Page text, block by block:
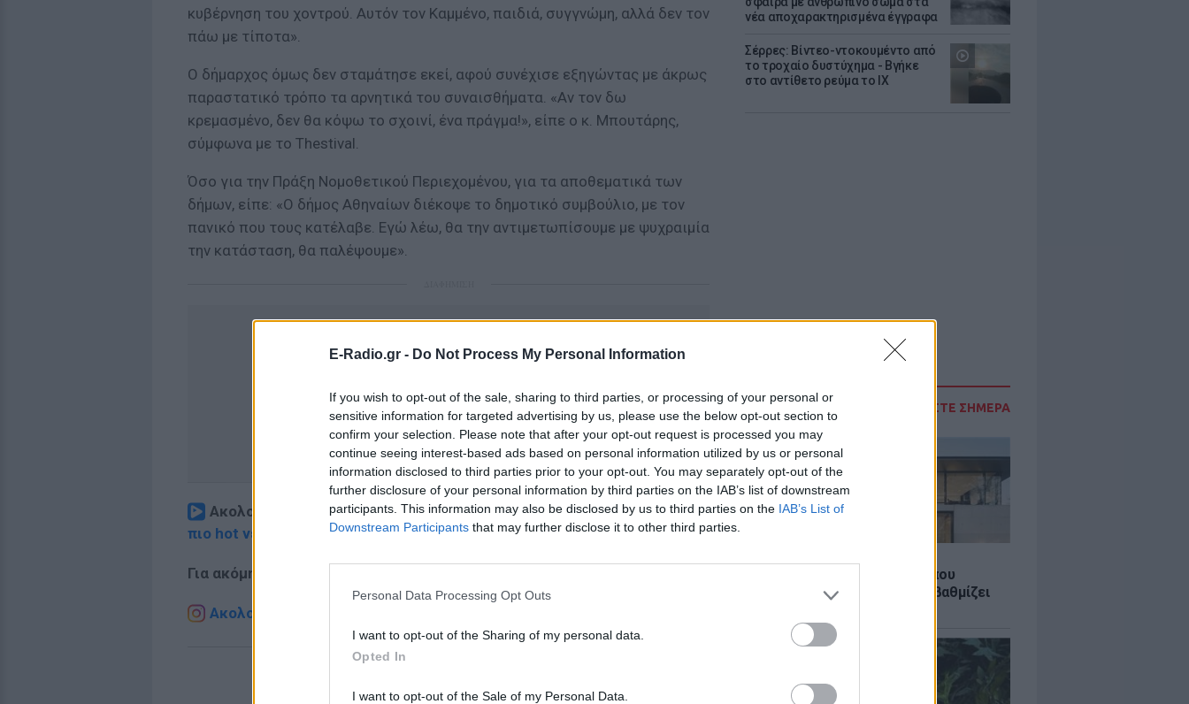
E-Radio.gr - Do Not Process My Personal Information
If you wish to opt-out of the sale, sharing to third parties, or processing of your personal or
sensitive information for targeted advertising by us, please use the below opt-out section to
confirm your selection. Please note that after your opt-out request is processed you may
continue seeing interest-based ads based on personal information utilized by us or personal
information disclosed to third parties prior to your opt-out. You may separately opt-out of the
further disclosure of your personal information by third parties on the IAB’s list of downstream
participants. This information may also be disclosed by us to third parties on the IAB’s List of
Downstream Participants that may further disclose it to other third parties.
Personal Data Processing Opt Outs
I want to opt-out of the Sharing of my personal data.
Opted In
I want to opt-out of the Sale of my Personal Data.
νέα αποχαρακτηρισμένα έγγραφα
Σέρρες: Βίντεο-ντοκουμέντο από
το τροχαίο δυστύχημα - Βγήκε
στο αντίθετο ρεύμα το ΙΧ
ΔΙΑΒΑΣΤΕ ΣΗΜΕΡΑ
Θερμοπλαστική: Καινοτομία που
εξοικονομεί ενέργεια και αναβαθμίζει
κυβέρνηση του χοντρού. Αυτόν τον Καμμένο, παιδιά, συγγνώμη, αλλά δεν τον
πάω με τίποτα».
Ο δήμαρχος όμως δεν σταμάτησε εκεί, αφού συνέχισε εξηγώντας με άκρως
παραστατικό τρόπο τα αρνητικά του συναισθήματα. «Αν τον δω
κρεμασμένο, δεν θα κόψω το σχοινί, ένα πράγμα!», είπε ο κ. Μπουτάρης,
σύμφωνα με το Thestival.
Όσο για την Πράξη Νομοθετικού Περιεχομένου, για τα αποθεματικά των
δήμων, είπε: «Ο δήμος Αθηναίων διέκοψε το δημοτικό συμβούλιο, με τον
πανικό που τους κατέλαβε. Εγώ λέω, θα την αντιμετωπίσουμε με ψυχραιμία
την κατάσταση, θα παλέψουμε».
Ακολουθήστε το E-Radio.gr στοGoogle Newsκαι μάθετε πρώτοιτα
πιο hot νέα
Για ακόμη περισσότερα
Ακολουθήστε το E-Radio.gr και στο Instagram